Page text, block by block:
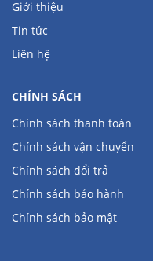
Giới thiệu
Tin tức
Liên hệ
CHÍNH SÁCH
Chính sách thanh toán
Chính sách vận chuyển
Chính sách đổi trả
Chính sách bảo hành
Chính sách bảo mật